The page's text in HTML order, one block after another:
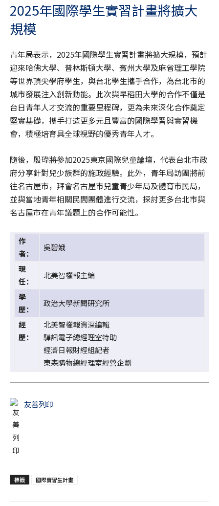
2025年國際學生實習計畫將擴大
規模
青年局表示，2025年國際學生實習計畫將擴大規模，預計
迎來哈佛大學、普林斯頓大學、賓州大學及麻省理工學院
等世界頂尖學府學生，與台北學生攜手合作，為台北市的
城市發展注入創新動能。此次與早稻田大學的合作不僅是
台日青年人才交流的重要里程碑，更為未來深化合作奠定
堅實基礎，攜手打造更多元且豐富的國際學習與實習機
會，積極培育具全球視野的優秀青年人才。
隨後，殷瑋將參加2025東京國際兒童論壇，代表台北市政
府分享針對兒少族群的施政經驗。此外，青年局訪團將前
往名古屋市，拜會名古屋市兒童青少年局及體育市民局，
並與當地青年相關民間團體進行交流，探討更多台北市與
名古屋市在青年議題上的合作可能性。
作
者：
吳碧娥
現
任：
北美智權報主編
學
歷：
政治大學新聞研究所
經
歷：
北美智權報資深編輯
驊訊電子總經理室特助
經濟日報財經組記者
東森購物總經理室經營企劃
友善列印
標籤 國際實習生計畫